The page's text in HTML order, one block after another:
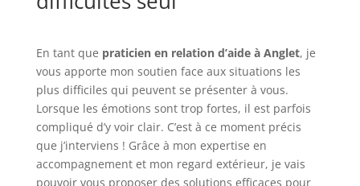
En tant que praticien en relation d’aide à Anglet, je
vous apporte mon soutien face aux situations les
plus difficiles qui peuvent se présenter à vous.
Lorsque les émotions sont trop fortes, il est parfois
compliqué d’y voir clair. C’est à ce moment précis
que j’interviens ! Grâce à mon expertise en
accompagnement et mon regard extérieur, je vais
pouvoir vous proposer des solutions efficaces pour